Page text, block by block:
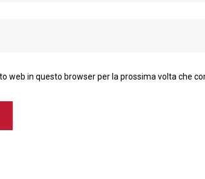
web in questo browser per la prossima volta che